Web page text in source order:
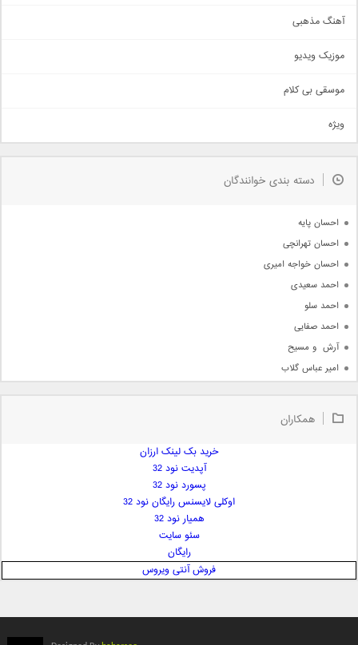
حماسی
سنتی
اهنگ بندرعباسی
دمو
مذهبی
جدیدترین ها
آهنگ مذهبی
موزیک ویدیو
موسقی بی کلام
ویژه
دسته بندی خوانندگان
احسان پایه
احسان تهرانچی
احسان خواجه امیری
احمد سعیدی
احمد سلو
احمد صفایی
آرش  و مسیح
امیر عباس گلاب
امیر علی
ایمان غلامی
بابک جهانبخش
همکاران
خرید بک لینک ارزان
آپدیت نود 32
پسورد نود 32
اوکلی لایسنس رایگان نود 32
همیار نود 32
سئو سایت
رایگان
فروش آنتی ویروس